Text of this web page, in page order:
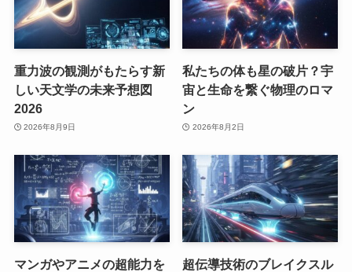
重力波の観測がもたらす新
しい天文学の未来予想図
2026
2026年8月9日
私たちの体も星の破片？宇
宙と生命を繋ぐ物理のロマ
ン
2026年8月2日
マンガやアニメの超能力を 超伝導技術のブレイクスル